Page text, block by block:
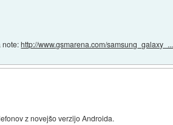
note:http://www.gsmarena.com/samsung_galaxy_...
z novejšo verzijo Androida.